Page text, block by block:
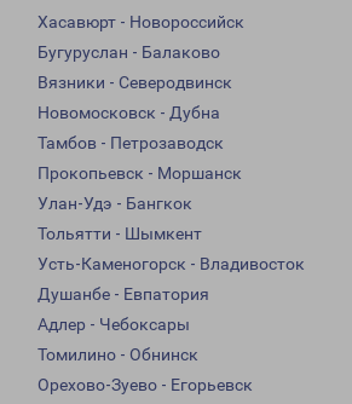
Хасавюрт - Новороссийск
Бугуруслан - Балаково
Вязники - Северодвинск
Новомосковск - Дубна
Тамбов - Петрозаводск
Прокопьевск - Моршанск
Улан-Удэ - Бангкок
Тольятти - Шымкент
Усть-Каменогорск - Владивосток
Душанбе - Евпатория
Адлер - Чебоксары
Томилино - Обнинск
Орехово-Зуево - Егорьевск